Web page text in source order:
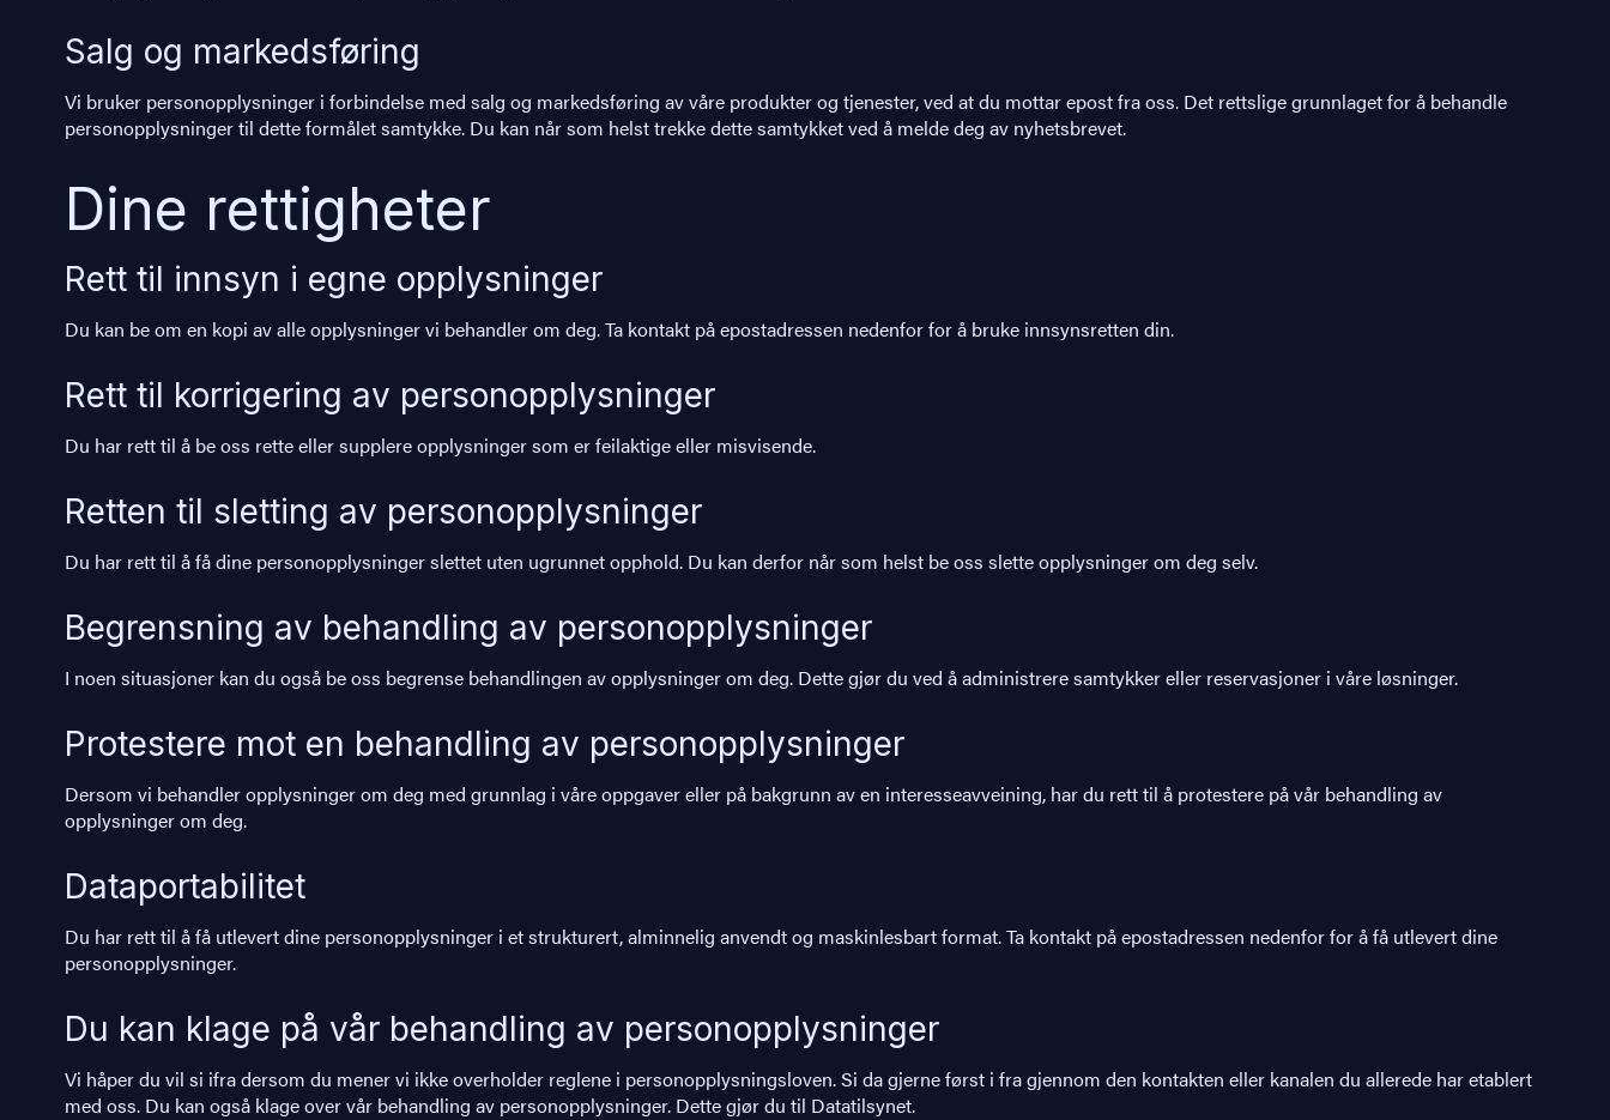
Salg og markedsføring
Vi bruker personopplysninger i forbindelse med salg og markedsføring av våre produkter og tjenester, ved at du mottar epost fra oss. Det rettslige grunnlaget for å behandle
personopplysninger til dette formålet samtykke. Du kan når som helst trekke dette samtykket ved å melde deg av nyhetsbrevet.
Dine rettigheter
Rett til innsyn i egne opplysninger
Du kan be om en kopi av alle opplysninger vi behandler om deg. Ta kontakt på epostadressen nedenfor for å bruke innsynsretten din.
Rett til korrigering av personopplysninger
Du har rett til å be oss rette eller supplere opplysninger som er feilaktige eller misvisende.
Retten til sletting av personopplysninger
Du har rett til å få dine personopplysninger slettet uten ugrunnet opphold. Du kan derfor når som helst be oss slette opplysninger om deg selv.
Begrensning av behandling av personopplysninger
I noen situasjoner kan du også be oss begrense behandlingen av opplysninger om deg. Dette gjør du ved å administrere samtykker eller reservasjoner i våre løsninger.
Protestere mot en behandling av personopplysninger
Dersom vi behandler opplysninger om deg med grunnlag i våre oppgaver eller på bakgrunn av en interesseavveining, har du rett til å protestere på vår behandling av
opplysninger om deg.
Dataportabilitet
Du har rett til å få utlevert dine personopplysninger i et strukturert, alminnelig anvendt og maskinlesbart format. Ta kontakt på epostadressen nedenfor for å få utlevert dine
personopplysninger.
Du kan klage på vår behandling av personopplysninger
Vi håper du vil si ifra dersom du mener vi ikke overholder reglene i personopplysningsloven. Si da gjerne først i fra gjennom den kontakten eller kanalen du allerede har etablert
med oss. Du kan også klage over vår behandling av personopplysninger. Dette gjør du til Datatilsynet.